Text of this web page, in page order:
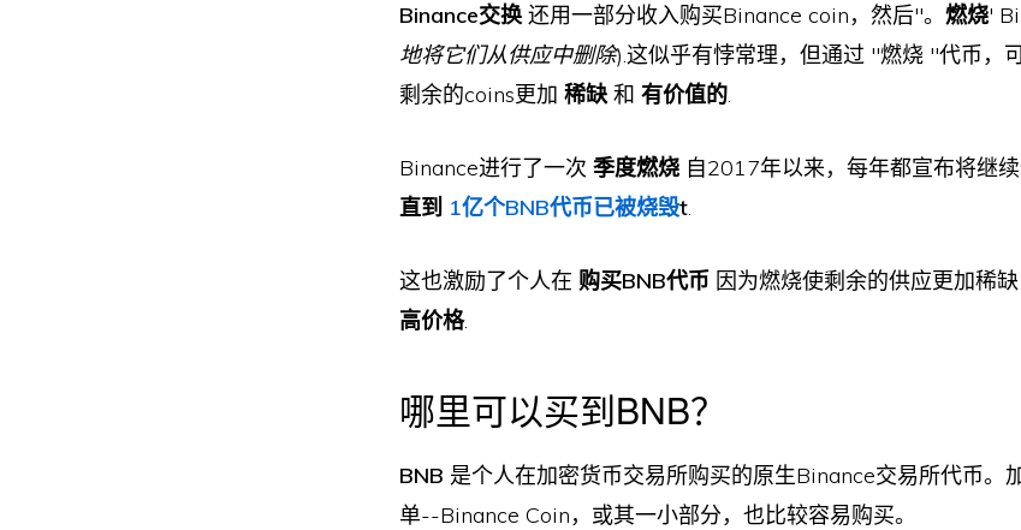
Binance交换还用一部分收入购买Binance coin，然后''。 燃烧'
地将它们从供应中删除).这似乎有悖常理，但通过 "燃烧 "代币，
剩余的coins更加 稀缺和 有价值的.
Binance进行了一次 季度燃烧 自2017年以来，每年都宣布将继
直到 1亿个BNB代币已被烧毁t.
这也激励了个人在 购买BNB代币 因为燃烧使剩余的供应更加稀
高价格.
哪里可以买到BNB？
BNB 是个人在加密货币交易所购买的原生Binance交易所代币。
单--Binance Coin，或其一小部分，也比较容易购买。